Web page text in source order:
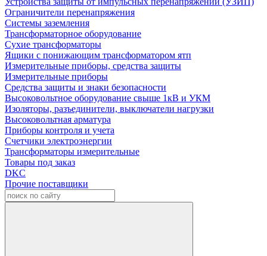
Ограничители перенапряжения
Системы заземления
Трансформаторное оборудование
Сухие трансформаторы
Ящики с понижающим трансформатором ятп
Измерительные приборы, средства защиты
Измерительные приборы
Средства защиты и знаки безопасности
Высоковольтное оборудование свыше 1кВ и УКМ
Изоляторы, разъединители, выключатели нагрузки
Высоковольтная арматура
Приборы контроля и учета
Счетчики электроэнергии
Трансформаторы измерительные
Товары под заказ
DKC
Прочие поставщики